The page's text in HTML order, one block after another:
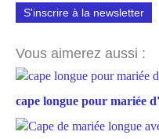
S'inscrire à la newsletter
Vous aimerez aussi :
cape longue pour mariée